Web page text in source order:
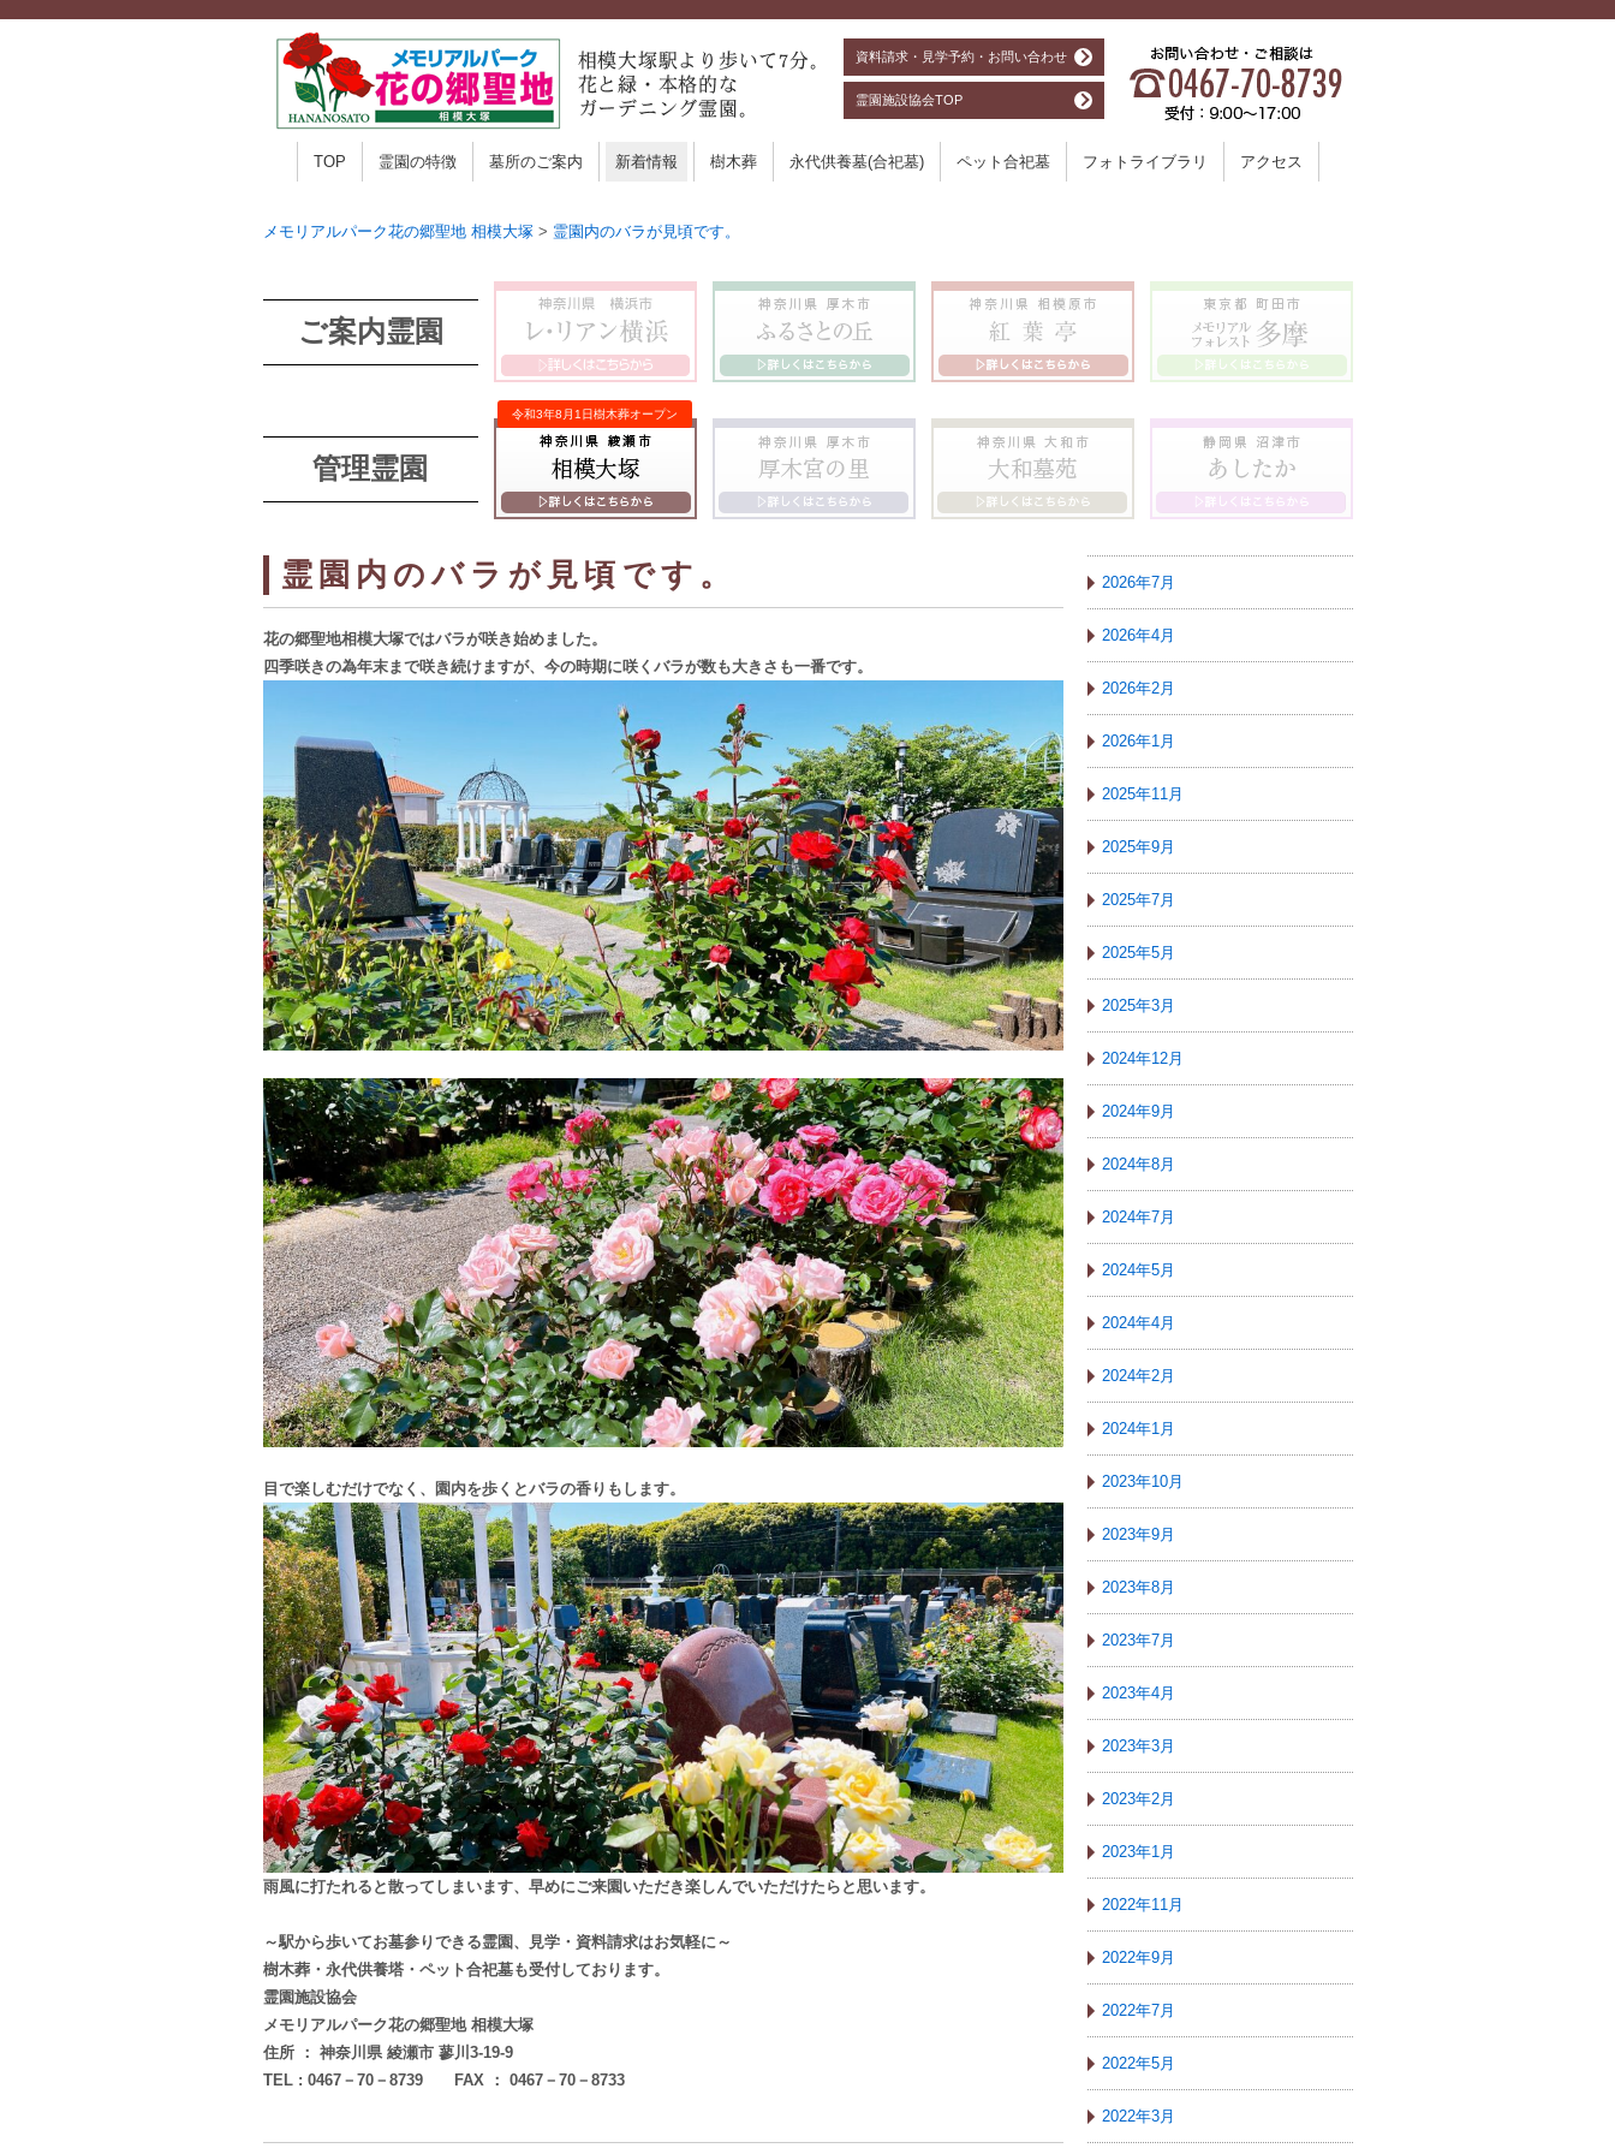
資料請求・見学予約・お問い合わせ
霊園施設協会TOP
TOP 霊園の特徴 墓所のご案内 新着情報 樹木葬 永代供養墓(合祀墓) ペット合祀墓 フォトライブラリ アクセス
メモリアルパーク花の郷聖地 相模大塚> 霊園内のバラが見頃です。
ご案内霊園
管理霊園
霊園内のバラが見頃です。
花の郷聖地相模大塚ではバラが咲き始めました。
四季咲きの為年末まで咲き続けますが、今の時期に咲くバラが数も大きさも一番です。
目で楽しむだけでなく、園内を歩くとバラの香りもします。
雨風に打たれると散ってしまいます、早めにご来園いただき楽しんでいただけたらと思います。
～駅から歩いてお墓参りできる霊園、見学・資料請求はお気軽に～
樹木葬・永代供養塔・ペット合祀墓も受付しております。
霊園施設協会
メモリアルパーク花の郷聖地 相模大塚
住所 ： 神奈川県 綾瀬市 蓼川3-19-9
TEL : 0467－70－8739 FAX ： 0467－70－8733
2026年7月
2026年4月
2026年2月
2026年1月
2025年11月
2025年9月
2025年7月
2025年5月
2025年3月
2024年12月
2024年9月
2024年8月
2024年7月
2024年5月
2024年4月
2024年2月
2024年1月
2023年10月
2023年9月
2023年8月
2023年7月
2023年4月
2023年3月
2023年2月
2023年1月
2022年11月
2022年9月
2022年7月
2022年5月
2022年3月